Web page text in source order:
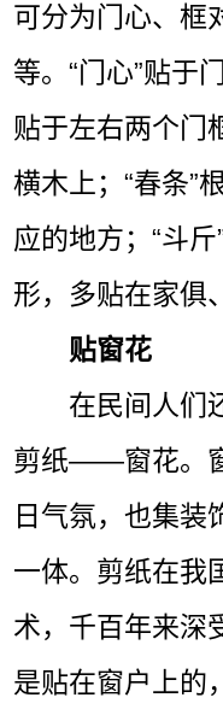
可分为门心、框
等。“门心”贴于
贴于左右两个门
横木上；“春条”
应的地方；“斗
形，多贴在家俱
贴窗花
在民间人们
剪纸——窗花。
日气氛，也集装
一体。剪纸在我
术，千百年来深
是贴在窗户上的